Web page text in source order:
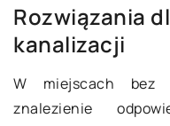
Rozwiązania
kanalizacji
W miejscach bez
znalezienie